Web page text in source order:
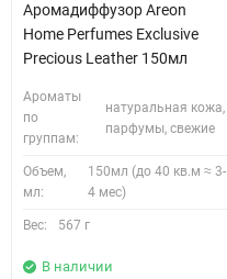
Аромадиффузор Areon
Home Perfumes Exclusive
Precious Leather 150мл
Ароматы
по
группам:
натуральная кожа,
парфумы, свежие
Объем,
мл:
150мл (до 40 кв.м ≈ 3-
4 мес)
Вес: 567 г
В наличии